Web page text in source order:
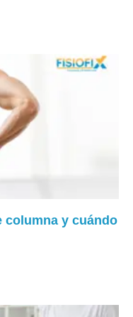
columna y cuándo